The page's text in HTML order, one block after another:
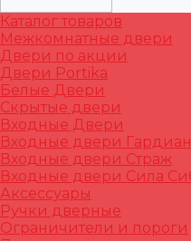
Каталог товаров
Межкомнатные двери
Двери по акции
Двери Portika
Белые Двери
Скрытые двери
Входные Двери
Входные двери Гардиан
Входные двери Страж
Входные двери Сила
Аксессуары
Ручки дверные
Ограничители и пороги